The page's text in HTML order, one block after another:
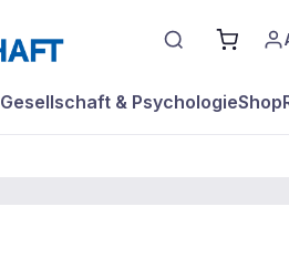
Gesellschaft & PsychologieShop